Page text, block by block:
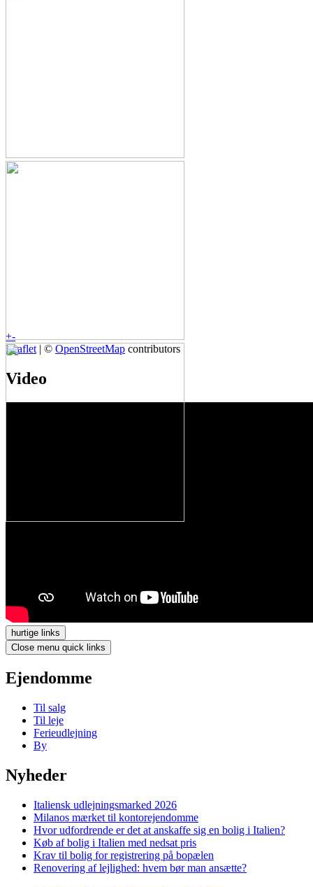
+-
Leaflet | © OpenStreetMap contributors
Video
hurtige links
Close menu quick links
Ejendomme
Til salg
Til leje
Ferieudlejning
By
Nyheder
Italiensk udlejningsmarked 2026
Milanos mærket til kontorejendomme
Hvor udfordrende er det at anskaffe sig en bolig i Italien?
Køb af bolig i Italien med nedsat pris
Krav til bolig for registrering på bopælen
Renovering af lejlighed: hvem bør man ansætte?